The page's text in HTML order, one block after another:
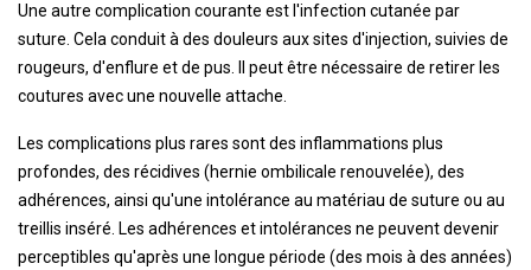
Une autre complication courante est l'infection cutanée par
suture. Cela conduit à des douleurs aux sites d'injection, suivies de
rougeurs, d'enflure et de pus. Il peut être nécessaire de retirer les
coutures avec une nouvelle attache.
Les complications plus rares sont des inflammations plus
profondes, des récidives (hernie ombilicale renouvelée), des
adhérences, ainsi qu'une intolérance au matériau de suture ou au
treillis inséré. Les adhérences et intolérances ne peuvent devenir
perceptibles qu'après une longue période (des mois à des années)